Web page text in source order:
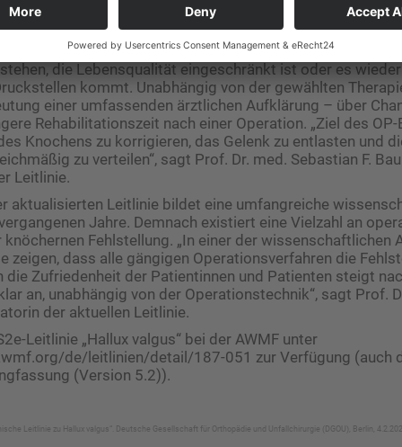
Verfahren zur Korrektur
erst dann empfohlen, wenn trotz nicht-operativer
die Lebensqualität eingeschränkt ist oder es
kommt. Unabhängig von der gewählten
einer umfassenden ärztlichen Aufklärung – über
Rehabilitationszeit nach einer Operation. „Ziel des
Knochens zu korrigieren, das Gelenk zu entlasten und
zu verteilen“, sagt Prof. Dr. med. Sebastian F.
Leitlinie.
aktualisierten Leitlinie bildet eine umfangreiche
Jahre. Demnach existiert eine Vielzahl an
Fehlstellung. „In einer der wissenschaftlichen
zeigen, dass alle gängigen Operationsverfahren die
die Zufriedenheit der Patientinnen und Patienten steigt
an, unabhängig von der Operationstechnik“, sagt Prof.
der aktuellen Leitlinie.
Leitlinie „Hallux valgus“ bei der AWMF unter
de/leitlinien/detail/187-051 zur Verfügung (auch
(Version 5.2)).
Leitlinie zu Hallux valgus“. Deutsche Gesellschaft für Orthopädie und Unfallchirurgie (DGOU), Berlin,